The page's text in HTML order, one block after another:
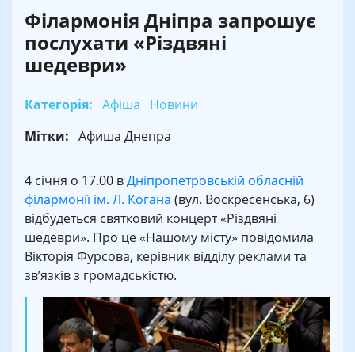
Філармонія Дніпра запрошує
послухати «Різдвяні
шедеври»
Категорія: Афіша
Новини
Мітки: Афиша Днепра
4 січня о 17.00 вДніпропетровській обласній
філармонії ім. Л. Когана (вул. Воскресенська, 6)
відбудеться святковий концерт «Різдвяні
шедеври». Про це «Нашому місту» повідомила
Вікторія Фурсова, керівник відділу реклами та
зв’язків з громадськістю.